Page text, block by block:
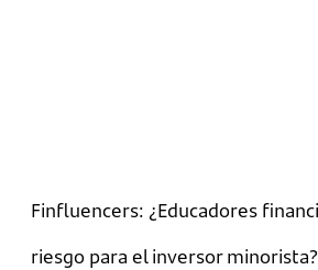
Finfluencers: ¿Educadores
riesgo para el inversor minorista?